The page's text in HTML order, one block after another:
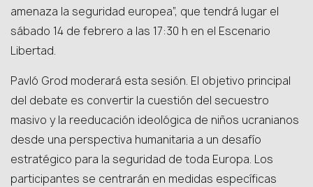
amenaza la seguridad europea”, que tendrá lugar el
sábado 14 de febrero a las 17:30 h en el Escenario
Libertad.
Pavló Grod moderará esta sesión. El objetivo principal
del debate es convertir la cuestión del secuestro
masivo y la reeducación ideológica de niños ucranianos
desde una perspectiva humanitaria a un desafío
estratégico para la seguridad de toda Europa. Los
participantes se centrarán en medidas específicas